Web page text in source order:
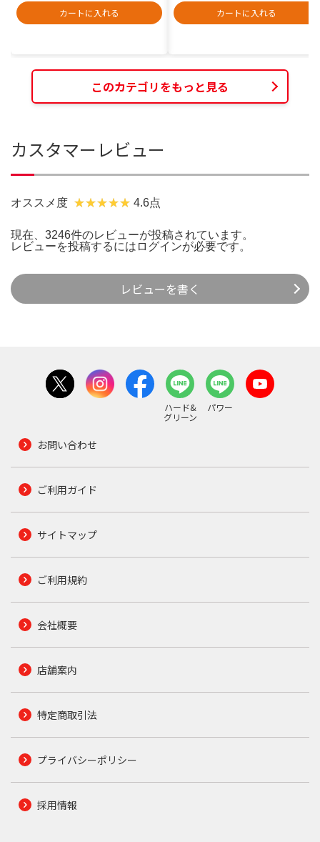
カートに入れる
カートに入れる
このカテゴリをもっと見る
カスタマーレビュー
オススメ度 4.6点
現在、3246件のレビューが投稿されています。
レビューを投稿するには ログインが必要です。
レビューを書く
ハード&
グリーン
パワー
お問い合わせ
ご利用ガイド
サイトマップ
ご利用規約
会社概要
店舗案内
特定商取引法
プライバシーポリシー
採用情報